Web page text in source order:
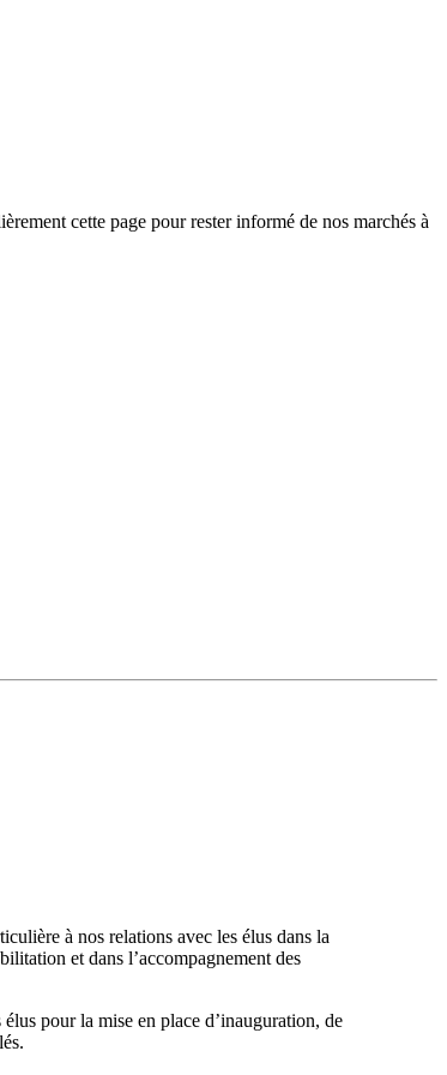
cette page pour rester informé de nos marchés à
à nos relations avec les élus dans la
et dans l’accompagnement des
pour la mise en place d’inauguration, de